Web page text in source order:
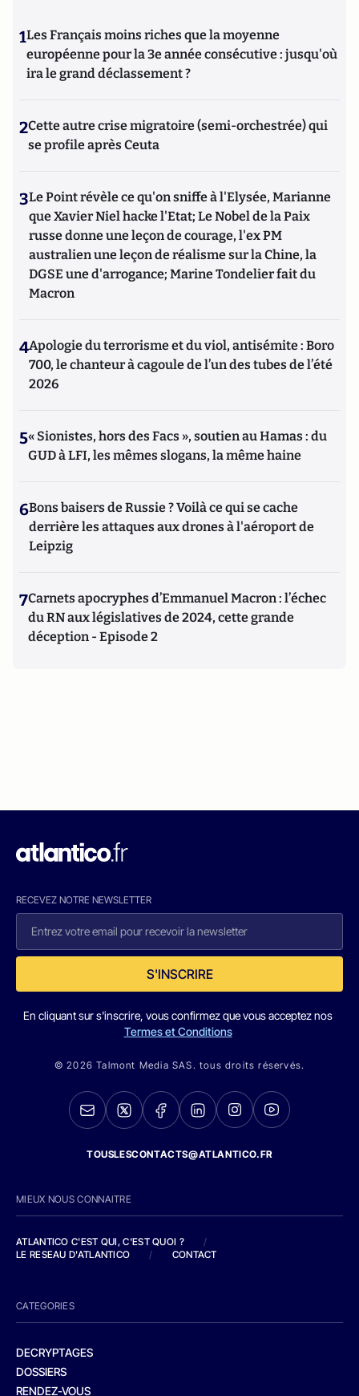
1Les Français moins riches que la moyenne
européenne pour la 3e année consécutive : jusqu'où
ira le grand déclassement ?
2Cette autre crise migratoire (semi-orchestrée) qui
se profile après Ceuta
3Le Point révèle ce qu'on sniffe à l'Elysée, Marianne
que Xavier Niel hacke l'Etat; Le Nobel de la Paix
russe donne une leçon de courage, l'ex PM
australien une leçon de réalisme sur la Chine, la
DGSE une d'arrogance; Marine Tondelier fait du
Macron
4Apologie du terrorisme et du viol, antisémite : Boro
700, le chanteur à cagoule de l’un des tubes de l’été
2026
5« Sionistes, hors des Facs », soutien au Hamas : du
GUD à LFI, les mêmes slogans, la même haine
6Bons baisers de Russie ? Voilà ce qui se cache
derrière les attaques aux drones à l'aéroport de
Leipzig
7Carnets apocryphes d’Emmanuel Macron : l’échec
du RN aux législatives de 2024, cette grande
déception - Episode 2
RECEVEZ NOTRE NEWSLETTER
S'INSCRIRE
En cliquant sur s'inscrire, vous confirmez que vous acceptez nos
Termes et Conditions
© 2026 Talmont Media SAS. tous droits réservés.
TOUSLESCONTACTS@ATLANTICO.FR
MIEUX NOUS CONNAITRE
ATLANTICO C'EST QUI, C'EST QUOI ?
/
LE RESEAU D'ATLANTICO
/ CONTACT
CATEGORIES
DECRYPTAGES
DOSSIERS
RENDEZ-VOUS